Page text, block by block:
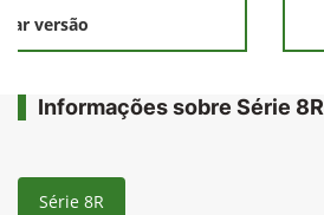
versão
Informações sobre Série 8R
Série 8R